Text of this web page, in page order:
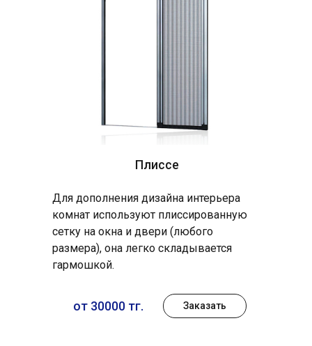
Плиссе
Для дополнения дизайна интерьера
комнат используют плиссированную
сетку на окна и двери (любого
размера), она легко складывается
гармошкой.
от 30000 тг. Заказать